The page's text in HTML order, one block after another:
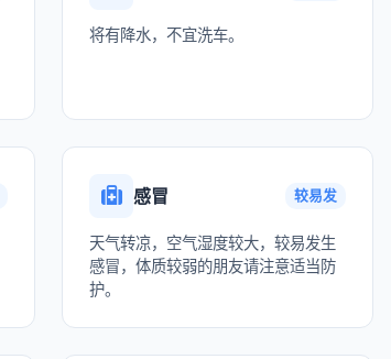
将有降水，不宜洗车。
感冒 较易发
天气转凉，空气湿度较大，较易发生
感冒，体质较弱的朋友请注意适当防
护。